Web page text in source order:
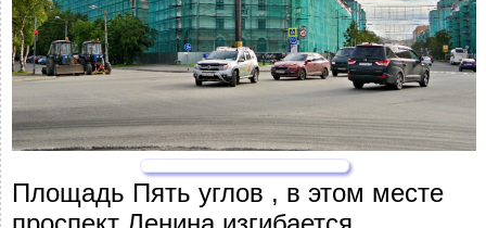
Площадь Пять углов , в этом месте